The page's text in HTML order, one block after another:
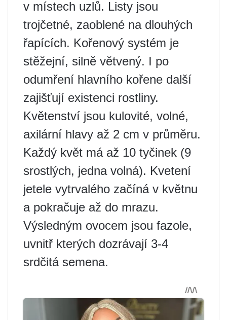
v místech uzlů. Listy jsou
trojčetné, zaoblené na dlouhých
řapících. Kořenový systém je
stěžejní, silně větvený. I po
odumření hlavního kořene další
zajišťují existenci rostliny.
Květenství jsou kulovité, volné,
axilární hlavy až 2 cm v průměru.
Každý květ má až 10 tyčinek (9
srostlých, jedna volná). Kvetení
jetele vytrvalého začíná v květnu
a pokračuje až do mrazu.
Výsledným ovocem jsou fazole,
uvnitř kterých dozrávají 3-4
srdčitá semena.